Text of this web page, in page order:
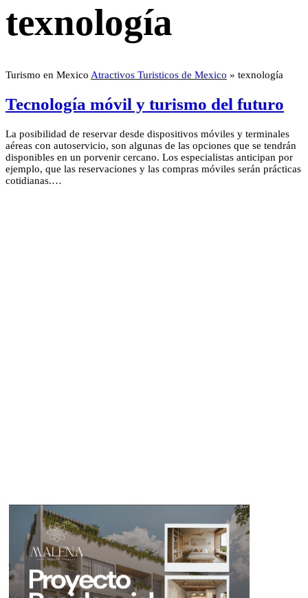
texnología
Turismo en Mexico Atractivos Turisticos de Mexico » texnología
Tecnología móvil y turismo del futuro
La posibilidad de reservar desde dispositivos móviles y terminales
aéreas con autoservicio, son algunas de las opciones que se tendrán
disponibles en un porvenir cercano. Los especialistas anticipan por
ejemplo, que las reservaciones y las compras móviles serán prácticas
cotidianas.…